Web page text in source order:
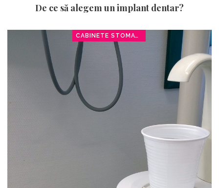
De ce să alegem un implant dentar?
CABINETE STOMATOLOGICE